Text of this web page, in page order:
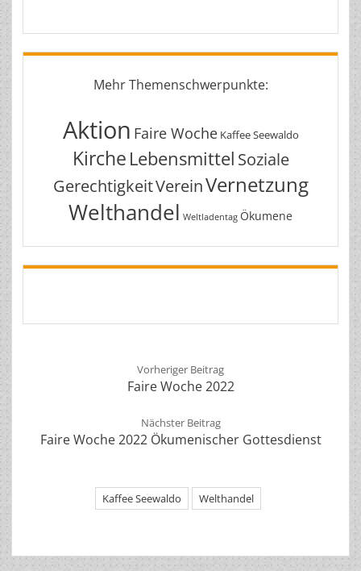
Mehr Themenschwerpunkte:
Aktion Faire Woche Kaffee Seewaldo
Kirche Lebensmittel Soziale
GerechtigkeitVereinVernetzung
Welthandel Weltladentag Ökumene
Vorheriger Beitrag
Faire Woche 2022
Nächster Beitrag
Faire Woche 2022 Ökumenischer Gottesdienst
Kaffee Seewaldo Welthandel